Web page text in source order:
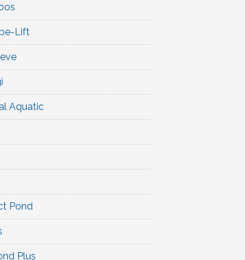
Lift
Aquatic
Pond
Plus